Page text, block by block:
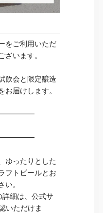
をご利用いただ
います。
飲会と限定醸造
届けします。
ゆったりとした
フトビールとお
。
細は、公式サ
いただけま